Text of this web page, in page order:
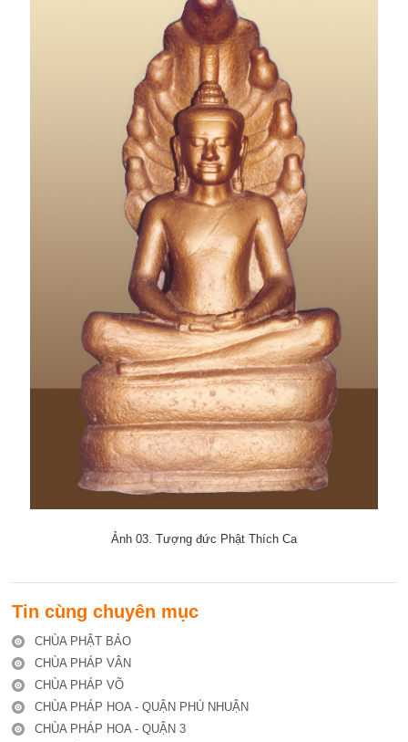
Ảnh 03. Tượng đức Phật Thích Ca
Tin cùng chuyên mục
CHÙA PHẬT BẢO
CHÙA PHÁP VÂN
CHÙA PHÁP VÕ
CHÙA PHÁP HOA - QUẬN PHÚ NHUẬN
CHÙA PHÁP HOA - QUẬN 3